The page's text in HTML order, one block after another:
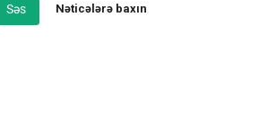
Səs Nəticələrə baxın